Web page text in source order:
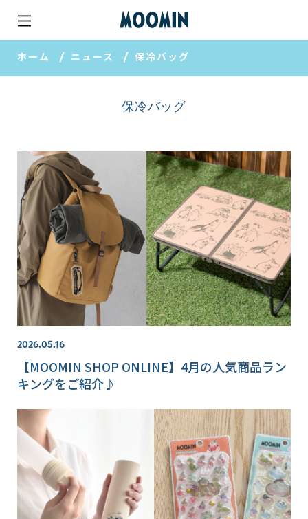
ホーム ニュース 保冷バッグ
保冷バッグ
2026.05.16
【MOOMIN SHOP ONLINE】4月の人気商品ラン
キングをご紹介♪